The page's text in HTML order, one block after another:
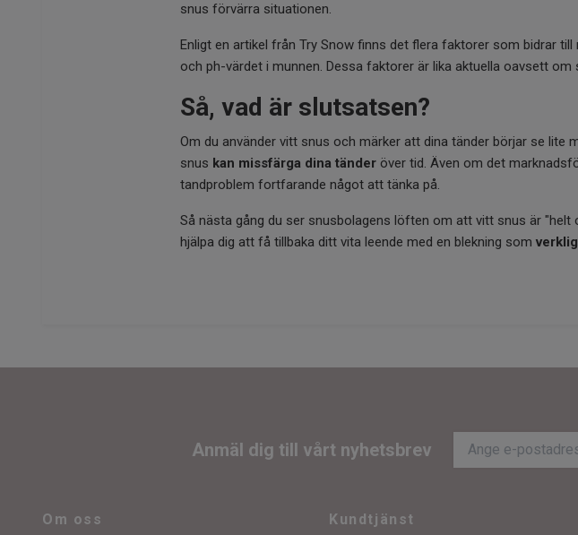
snus förvärra situationen.
Enligt en artikel från Try Snow finns det flera faktorer som bidrar
och ph-värdet i munnen. Dessa faktorer är lika aktuella oavsett om
Så, vad är slutsatsen?
Om du använder vitt snus och märker att dina tänder börjar se lite
snus kan missfärga dina tänder över tid. Även om det
tandproblem fortfarande något att tänka på.
Så nästa gång du ser snusbolagens löften om att vitt snus är
hjälpa dig att få tillbaka ditt vita leende med en blekning som
Anmäl dig till vårt nyhetsbrev
Om oss Kundtjänst